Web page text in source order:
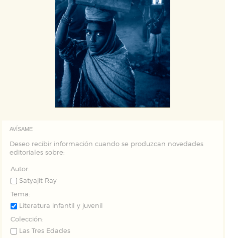
AVÍSAME
Deseo recibir información cuando se produzcan novedades
editoriales sobre:
Autor:
Satyajit Ray
Tema:
Literatura infantil y juvenil
Colección:
Las Tres Edades
Puede consultar nuestra política de cookies